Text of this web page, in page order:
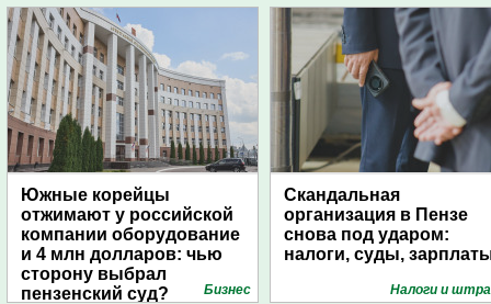
Южные корейцы
отжимают у российской
компании оборудование
и 4 млн долларов: чью
сторону выбрал
пензенский суд?
Бизнес
Скандальная
организация в Пензе
снова под ударом:
налоги, суды,
Налоги и